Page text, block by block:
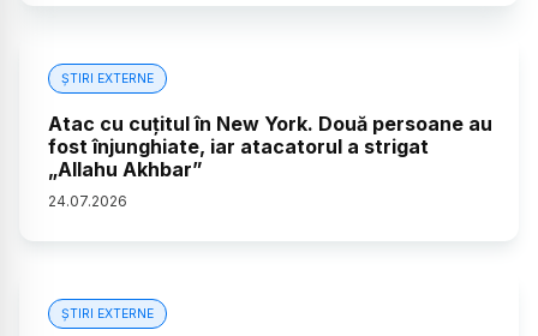
ȘTIRI EXTERNE
Atac cu cuțitul în New York. Două persoane au
fost înjunghiate, iar atacatorul a strigat
„Allahu Akhbar”
24.07.2026
ȘTIRI EXTERNE